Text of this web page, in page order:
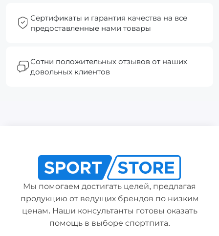
Сертификаты и гарантия качества на все
предоставленные нами товары
Сотни положительных отзывов от наших
довольных клиентов
Мы помогаем достигать целей, предлагая
продукцию от ведущих брендов по низким
ценам. Наши консультанты готовы оказать
помощь в выборе спортпита.